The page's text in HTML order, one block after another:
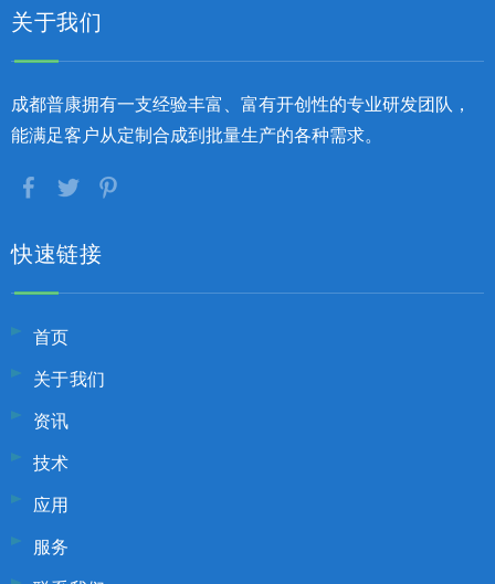
关于我们
成都普康拥有一支经验丰富、富有开创性的专业研发团队，
能满足客户从定制合成到批量生产的各种需求。
快速链接
首页
关于我们
资讯
技术
应用
服务